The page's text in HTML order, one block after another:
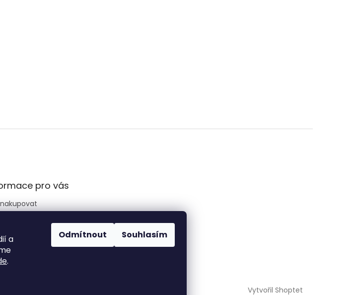
a
.
Odmítnout Souhlasím
pro vás
ochrany
údajů
řád
Vytvořil Shoptet